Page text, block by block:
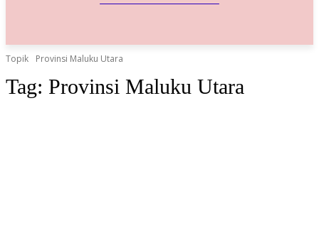
Topik Provinsi Maluku Utara
Tag: Provinsi Maluku Utara